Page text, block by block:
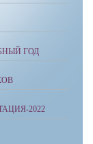
ГОД
2022